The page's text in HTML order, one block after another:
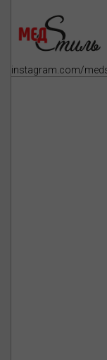
instagram.com/